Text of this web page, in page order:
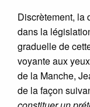
Discrètement, la
dans la
graduelle de
voyante aux
de la Manche,
de la façon